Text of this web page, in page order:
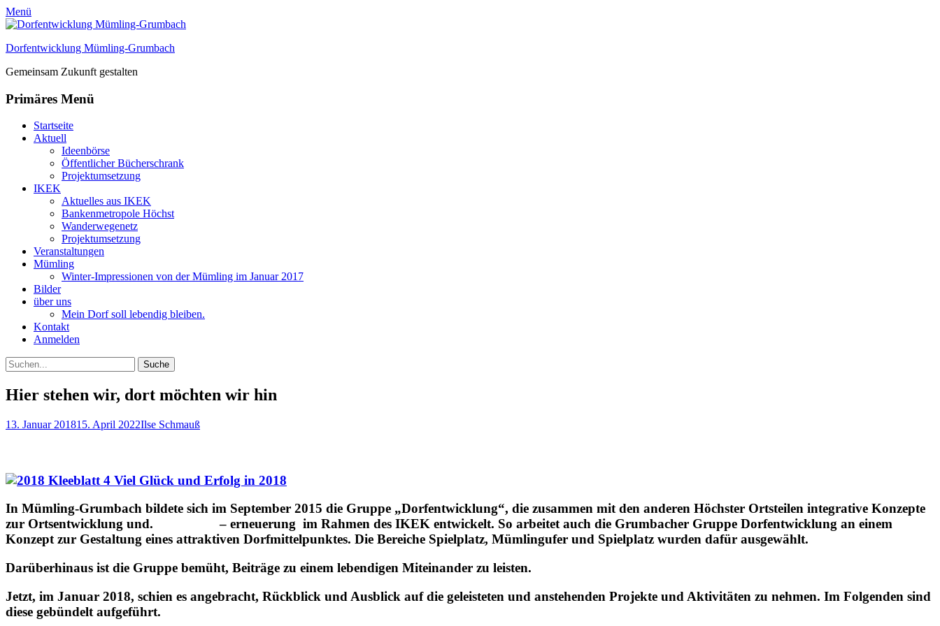
Menü
Dorfentwicklung Mümling-Grumbach
Gemeinsam Zukunft gestalten
Primäres Menü
Zum
Inhalt
Startseite
Aktuell
Ideenbörse
Öffentlicher Bücherschrank
Projektumsetzung
IKEK
Aktuelles aus IKEK
Bankenmetropole Höchst
Wanderwegenetz
Projektumsetzung
Veranstaltungen
Mümling
Winter-Impressionen von der Mümling im Januar 2017
Bilder
über uns
Mein Dorf soll lebendig bleiben.
Kontakt
Anmelden
Suchen
Suche
nach:
Hier stehen wir, dort möchten wir hin
Posted
13. Januar 201815. April 2022Autor
Ilse Schmauß
Viel Glück und Erfolg in 2018
In Mümling-Grumbach bildete sich im September 2015 die Gruppe „Dorfentwicklung“, die zusammen mit den anderen Höchster Ortsteilen integrative Konzepte
zur Ortsentwicklung und. – erneuerung im Rahmen des IKEK entwickelt. So arbeitet auch die Grumbacher Gruppe Dorfentwicklung an einem
Konzept zur Gestaltung eines attraktiven Dorfmittelpunktes. Die Bereiche Spielplatz, Mümlingufer und Spielplatz wurden dafür ausgewählt.
Darüberhinaus ist die Gruppe bemüht, Beiträge zu einem lebendigen Miteinander zu leisten.
Jetzt, im Januar 2018, schien es angebracht, Rückblick und Ausblick auf die geleisteten und anstehenden Projekte und Aktivitäten zu nehmen. Im Folgenden sind
diese gebündelt aufgeführt.